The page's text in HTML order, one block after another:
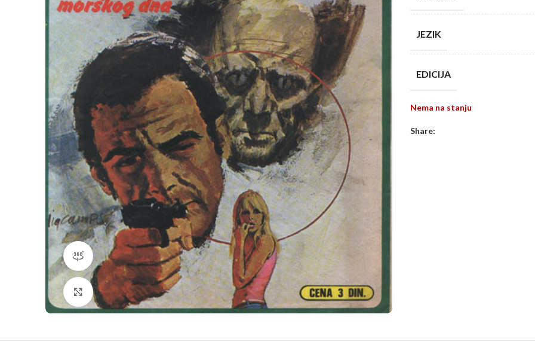
360 product view
Klikni da povečaš
JEZIK
EDICIJA
Nema na stanju
Share: